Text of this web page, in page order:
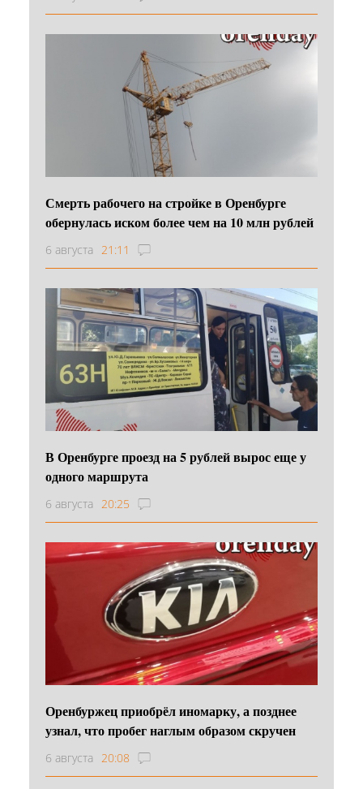
Смерть рабочего на стройке в Оренбурге
обернулась иском более чем на 10 млн рублей
6 августа 21:11
В Оренбурге проезд на 5 рублей вырос еще у
одного маршрута
6 августа 20:25
Оренбуржец приобрёл иномарку, а позднее
узнал, что пробег наглым образом скручен
6 августа 20:08